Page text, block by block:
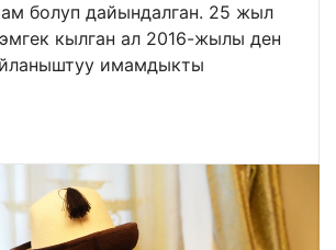
болуп дайындалган. 25 жыл
кылган ал 2016-жылы ден
имамдыкты